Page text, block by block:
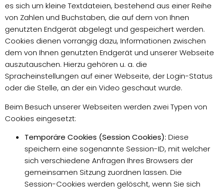
es sich um kleine Textdateien, bestehend aus einer Reihe
von Zahlen und Buchstaben, die auf dem von Ihnen
genutzten Endgerät abgelegt und gespeichert werden.
Cookies dienen vorrangig dazu, Informationen zwischen
dem von Ihnen genutzten Endgerät und unserer Webseite
auszutauschen. Hierzu gehören u. a. die
Spracheinstellungen auf einer Webseite, der Login-Status
oder die Stelle, an der ein Video geschaut wurde.
Beim Besuch unserer Webseiten werden zwei Typen von
Cookies eingesetzt:
Temporäre Cookies (Session Cookies): Diese
speichern eine sogenannte Session-ID, mit welcher
sich verschiedene Anfragen Ihres Browsers der
gemeinsamen Sitzung zuordnen lassen. Die
Session-Cookies werden gelöscht, wenn Sie sich